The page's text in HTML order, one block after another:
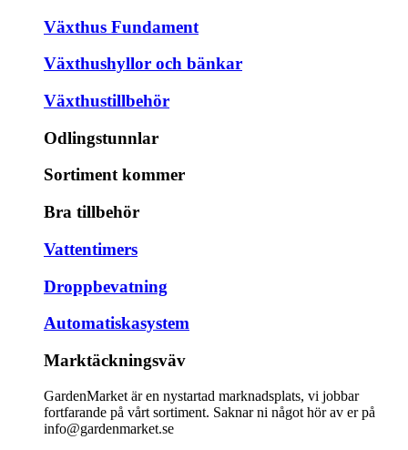
Växthus Fundament
Växthushyllor och bänkar
Växthustillbehör
Odlingstunnlar
Sortiment kommer
Bra tillbehör
Vattentimers
Droppbevatning
Automatiskasystem
Marktäckningsväv
GardenMarket är en nystartad marknadsplats, vi jobbar
fortfarande på vårt sortiment. Saknar ni något hör av er på
info@gardenmarket.se